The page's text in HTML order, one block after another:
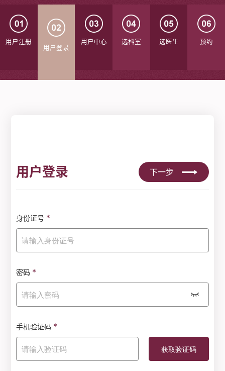
用户注册
用户登录
用户中心 选科室 选医生 预约
用户登录 下一步
身份证号 *
密码 *
手机验证码 *